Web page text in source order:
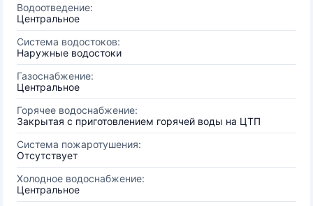
Водоотведение:
Центральное
Система водостоков:
Наружные водостоки
Газоснабжение:
Центральное
Горячее водоснабжение:
Закрытая с приготовлением горячей воды на ЦТП
Система пожаротушения:
Отсутствует
Холодное водоснабжение:
Центральное